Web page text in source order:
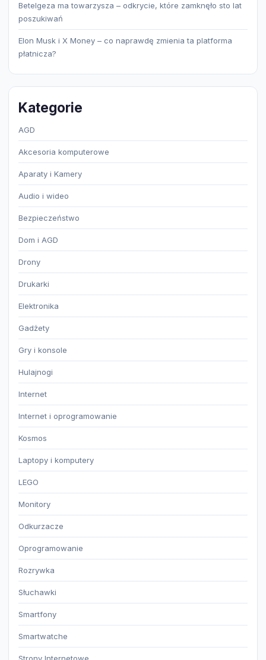
Betelgeza ma towarzysza – odkrycie, które zamknęło sto lat
poszukiwań
Elon Musk i X Money – co naprawdę zmienia ta platforma
płatnicza?
Kategorie
AGD
Akcesoria komputerowe
Aparaty i Kamery
Audio i wideo
Bezpieczeństwo
Dom i AGD
Drony
Drukarki
Elektronika
Gadżety
Gry i konsole
Hulajnogi
Internet
Internet i oprogramowanie
Kosmos
Laptopy i komputery
LEGO
Monitory
Odkurzacze
Oprogramowanie
Rozrywka
Słuchawki
Smartfony
Smartwatche